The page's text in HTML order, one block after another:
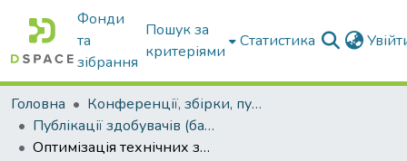
Фонди
та
зібрання
Пошук за
критеріями
Статистика
Головна
Конференції, збірки, публікації молодих вчених і здобувачів : магістрів, бакалаврів, аспірантів.
Публікації здобувачів (бакалаврів. магістрів, аспірантів)
Оптимізація технічних засобів при видаленні та транспортуванні гною